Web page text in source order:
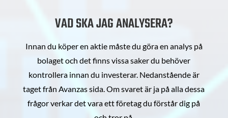
VAD SKA JAG ANALYSERA?
Innan du köper en aktie måste du göra en analys på
bolaget och det finns vissa saker du behöver
kontrollera innan du investerar. Nedanstående är
taget från Avanzas sida. Om svaret är ja på alla dessa
frågor verkar det vara ett företag du förstår dig på